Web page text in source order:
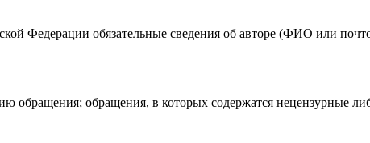
Федерации обязательные сведения об авторе (ФИО или
обращения; обращения, в которых содержатся нецензурные